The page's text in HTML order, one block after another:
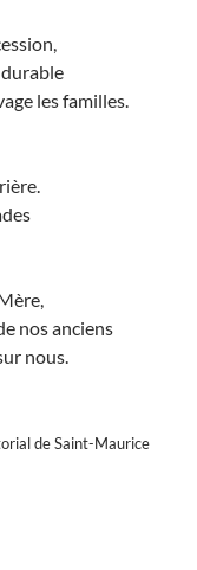
les familles.
nos anciens
nous.
de Saint-Maurice